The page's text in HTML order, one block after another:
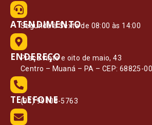
ATENDIMENTO
Segunda à Sexta de 08:00 às 14:00
ENDEREÇO
Praça vinte e oito de maio, 43
Centro – Muaná – PA – CEP: 68825-
TELEFONE
(91) 99108-5763